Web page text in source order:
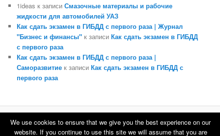
1ideas к записиСмазочные материалы и рабочие
жидкости для автомобилей УАЗ
Как сдать экзамен в ГИБДД с первого раза | Журнал
"Бизнес и финансы" к записиКак сдать экзамен в ГИБДД
с первого раза
Как сдать экзамен в ГИБДД с первого раза |
Саморазвитие к записиКак сдать экзамен в ГИБДД с
первого раза
Сайт работает на WordPress
We use cookies to ensure that we give you the best experience on our
website. If you continue to use this site we will assume that you are